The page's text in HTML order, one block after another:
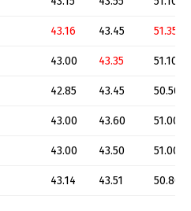
43.16 43.45 51.35
43.00 43.35 51.10
42.85 43.45 50.50
43.00 43.60 51.00
43.00 43.50 51.00
43.14 43.51 50.80